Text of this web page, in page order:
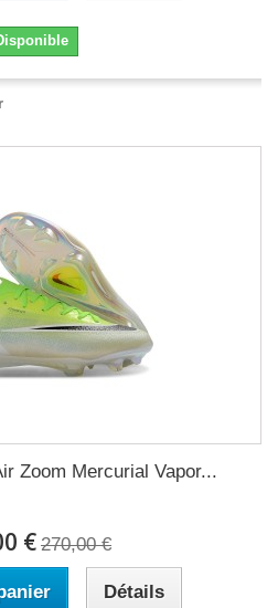
Zoom Mercurial Vapor...
€ 270,00 €
Détails